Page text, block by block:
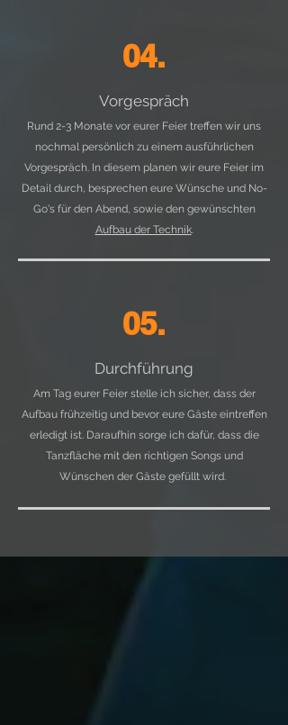
04.
Vorgespräch
Rund 2-3 Monate vor eurer Feier treffen wir uns
nochmal persönlich zu einem ausführlichen
Vorgespräch. In diesem planen wir eure Feier im
Detail durch, besprechen eure Wünsche und No-
Go's für den Abend, sowie den gewünschten
Aufbau der Technik.
05.
Durchführung
Am Tag eurer Feier stelle ich sicher, dass der
Aufbau frühzeitig und bevor eure Gäste eintreffen
erledigt ist. Daraufhin sorge ich dafür, dass die
Tanzfläche mit den richtigen Songs und
Wünschen der Gäste gefüllt wird.